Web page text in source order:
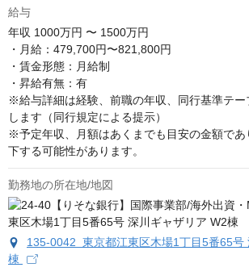
給与
年収 1000万円 〜 1500万円
・月給：479,700円〜821,800円
・賃金形態：月給制
・昇給有無：有
※給与詳細は経験、前職の年収、同行基準テー
します（同行規定による提示）
※予定年収、月額はあくまでも目安の金額であ
下する可能性があります。
勤務地の所在地/地図
135-0042 東京都江東区木場1丁目5番65号
棟